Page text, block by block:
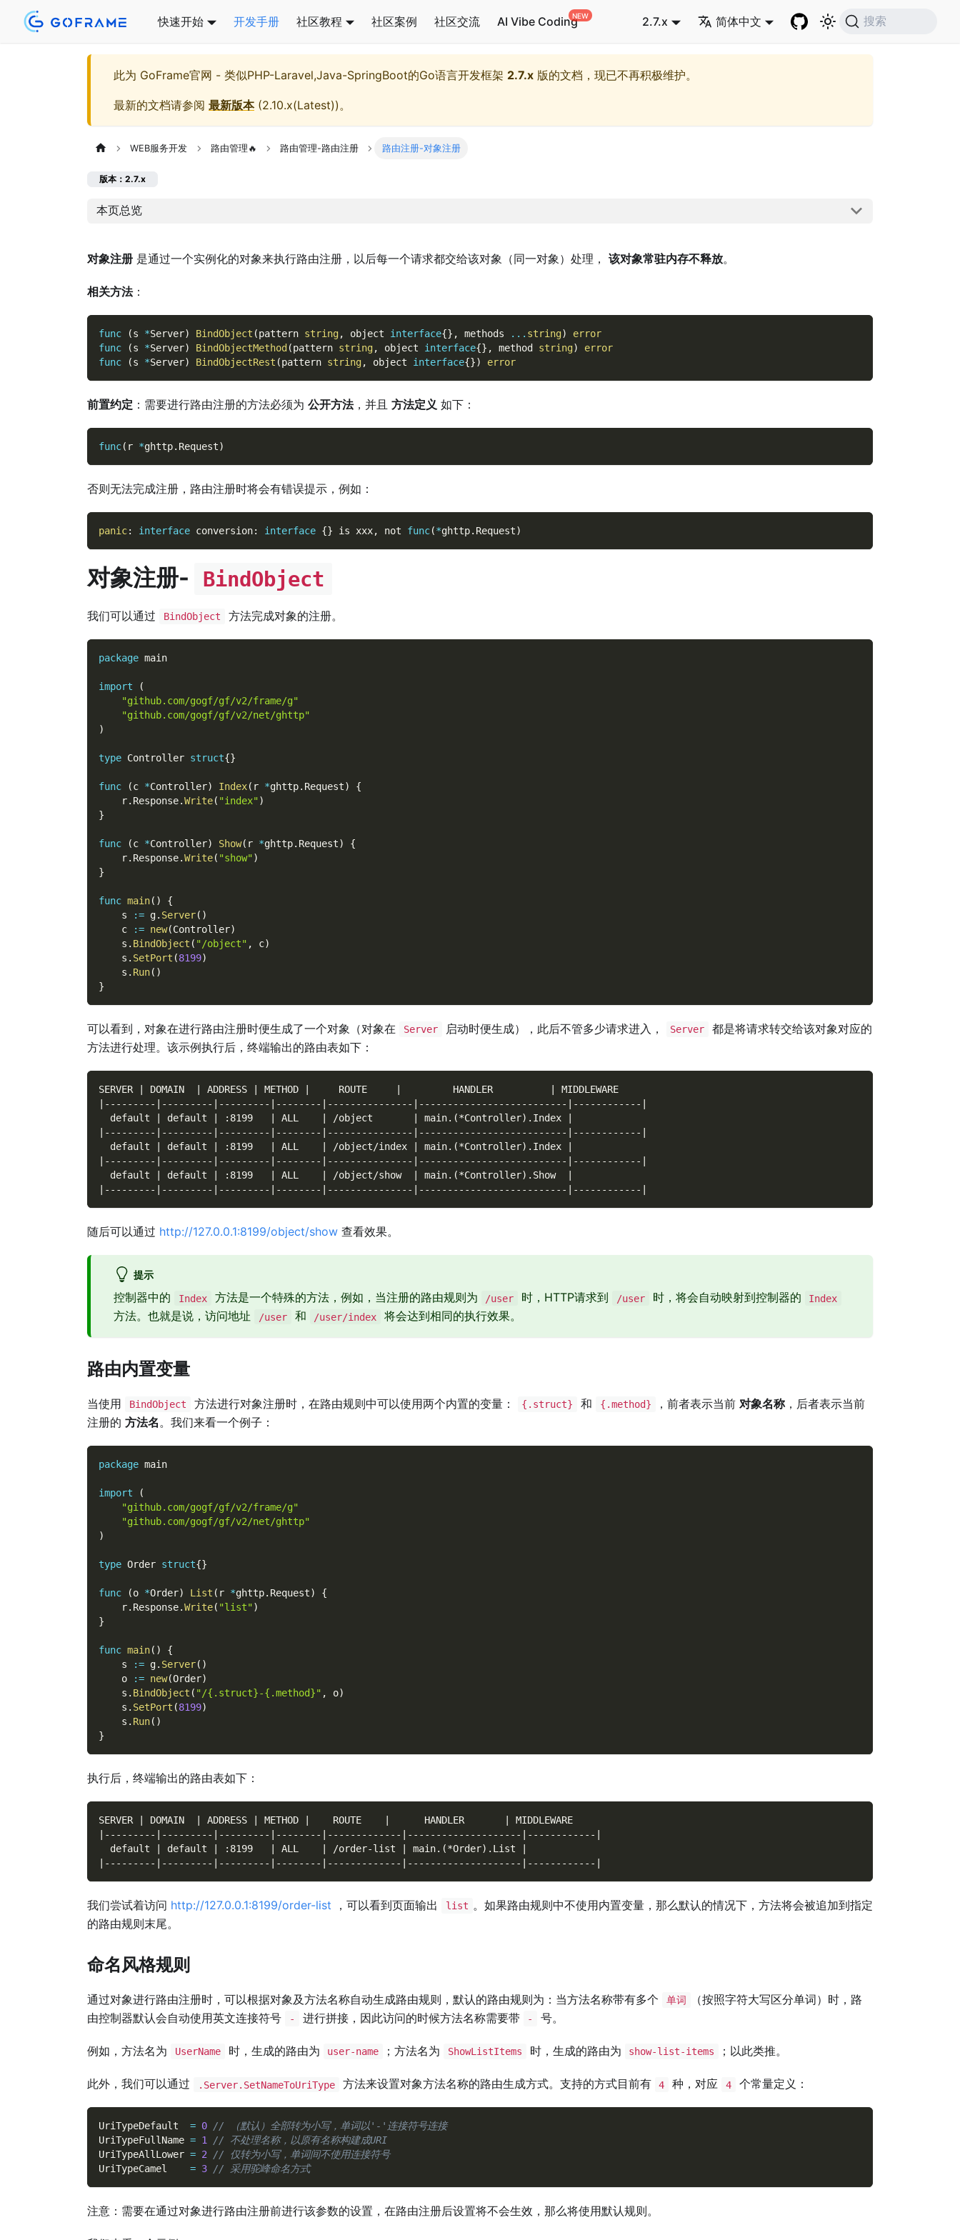
快速开始 开发手册 社区教程 社区案例 社区交流 AI Vibe Coding 2.7.x 简体中文 搜索
此为 GoFrame官网 - 类似PHP-Laravel,Java-SpringBoot的Go语言开发框架 2.7.x 版的文档，现已不再积极维护。
最新的文档请参阅 最新版本(2.10.x(Latest))。
WEB服务开发 路由管理🔥 路由管理-路由注册 路由注册-对象注册
版本：2.7.x
本页总览
对象注册 是通过一个实例化的对象来执行路由注册，以后每一个请求都交给该对象（同一对象）处理， 该对象常驻内存不释放。
相关方法：
func (s *Server) BindObject (pattern string, object interface{} , methods ... string)
error
func
(s *Server) BindObjectMethod (pattern string, object interface{} , method string)
error
func
(s *Server) BindObjectRest (pattern string, object interface{}) error
前置约定 ：需要进行路由注册的方法必须为 公开方法，并且 方法定义 如下：
func( r *ghttp. Request)
否则无法完成注册，路由注册时将会有错误提示，例如：
panic: interface conversion: interface {} is xxx, not func(*ghttp. Request)
对象注册- BindObject
我们可以通过 BindObject 方法完成对象的注册。
package main
import
(
"github.com/gogf/gf/v2/frame/g"
"github.com/gogf/gf/v2/net/ghttp"
)
type Controller struct{}
func (c *Controller) Index( r *ghttp. Request)
{
    r
. Response.Write( "index")
}
func (c *Controller) Show( r *ghttp. Request)
{
    r
. Response.Write( "show")
}
func main( )
{
    s
:= g. Server( )
    c
:= new(Controller)
    s
. BindObject ( "/object" , c)
    s
. SetPort (8199)
    s
. Run( )
}
可以看到，对象在进行路由注册时便生成了一个对象（对象在 Server 启动时便生成），此后不管多少请求进入， Server
都是将请求转交给该对象对应的
方法进行处理。该示例执行后，终端输出的路由表如下：
SERVER | DOMAIN  | ADDRESS | METHOD |     ROUTE     |         HANDLER          | MIDDLEWARE
|---------|---------|---------|--------|---------------|--------------------------|------------|
  default | default | :8199   | ALL    | /object       | main.(*Controller).Index |
|---------|---------|---------|--------|---------------|--------------------------|------------|
  default | default | :8199   | ALL    | /object/index | main.(*Controller).Index |
|---------|---------|---------|--------|---------------|--------------------------|------------|
  default | default | :8199   | ALL    | /object/show  | main.(*Controller).Show  |
|---------|---------|---------|--------|---------------|--------------------------|------------|
随后可以通过 http://127.0.0.1:8199/object/show 查看效果。
提示
控制器中的 Index 方法是一个特殊的方法，例如，当注册的路由规则为 /user 时，HTTP请求到 /user 时，将会自动映射到控制器的 Index
方法。也就是说，访问地址 /user 和 /user/index 将会达到相同的执行效果。
路由内置变量
当使用 BindObject 方法进行对象注册时，在路由规则中可以使用两个内置的变量： {.struct} 和 {.method} ，前者表示当前 对象名称，后者表示当前
注册的 方法名 。我们来看一个例子：
package main
import
(
"github.com/gogf/gf/v2/frame/g"
"github.com/gogf/gf/v2/net/ghttp"
)
type Order struct{}
func (o *Order) List ( r *ghttp. Request)
{
    r
. Response.Write( "list")
}
func main( )
{
    s
:= g. Server( )
    o
:= new(Order)
    s
. BindObject ( "/{.struct}-{.method}" , o)
    s
. SetPort (8199)
    s
. Run( )
}
执行后，终端输出的路由表如下：
SERVER | DOMAIN  | ADDRESS | METHOD |    ROUTE    |      HANDLER       | MIDDLEWARE
|---------|---------|---------|--------|-------------|--------------------|------------|
  default | default | :8199   | ALL    | /order-list | main.(*Order).List |
|---------|---------|---------|--------|-------------|--------------------|------------|
我们尝试着访问 http://127.0.0.1:8199/order-list ，可以看到页面输出 list 。如果路由规则中不使用内置变量，那么默认的情况下，方法将会被追加到指定
的路由规则末尾。
命名风格规则
通过对象进行路由注册时，可以根据对象及方法名称自动生成路由规则，默认的路由规则为：当方法名称带有多个 单词
（按照字符大写区分单词）时，路
由控制器默认会自动使用英文连接符号
- 进行拼接，因此访问的时候方法名称需要带 - 号。
例如，方法名为 UserName 时，生成的路由为 user-name ；方法名为 ShowListItems 时，生成的路由为 show-list-items ；以此类推。
此外，我们可以通过 .Server.SetNameToUriType 方法来设置对象方法名称的路由生成方式。支持的方式目前有 4 种，对应 4 个常量定义：
UriTypeDefault = 0 // （默认）全部转为小写，单词以'-'连接符号连接
UriTypeFullName = 1 // 不处理名称，以原有名称构建成URI
UriTypeAllLower = 2 // 仅转为小写，单词间不使用连接符号
UriTypeCamel = 3 // 采用驼峰命名方式
注意：需要在通过对象进行路由注册前进行该参数的设置，在路由注册后设置将不会生效，那么将使用默认规则。